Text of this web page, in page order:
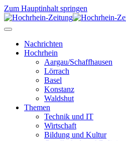
Zum Hauptinhalt springen
Nachrichten
Hochrhein
Aargau/Schaffhausen
Lörrach
Basel
Konstanz
Waldshut
Themen
Technik und IT
Wirtschaft
Bildung und Kultur